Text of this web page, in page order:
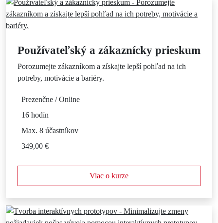
Používateľský a zákaznícky prieskum
Porozumejte zákazníkom a získajte lepší pohľad na ich
potreby, motivácie a bariéry.
Prezenčne / Online
16 hodín
Max. 8 účastníkov
349,00 €
Viac o kurze